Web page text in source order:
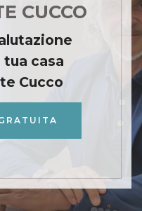
CUCCO
casa
Cucco